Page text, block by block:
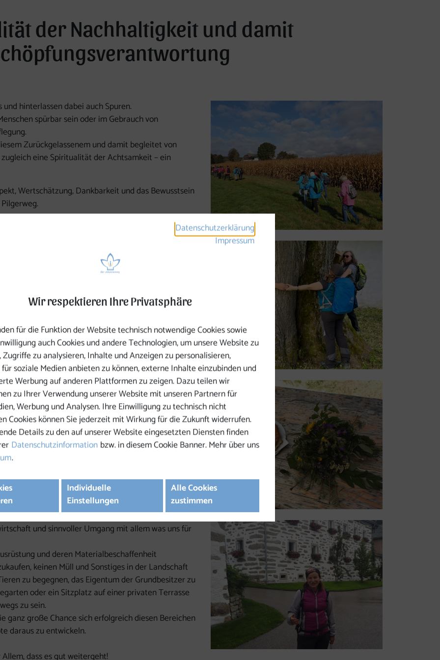
der Nachhaltigkeit und damit
hinterlassen dabei auch Spuren.
spürbar sein oder im Gebrauch von
Zurückgelassenem und damit begleitet von
eine Spiritualität der Achtsamkeit – ein
Wertschätzung, Dankbarkeit und das Bewusstsein
dieses LEBEN auf der gesamten Erde zu erhalten
weiter zu tragen.
ein Wahrnehmen dessen was ist.
Betroffen sein, die allumfassende Krise und die
Nöte zu erkennen.
und somit ein verantwortungsbewusstes Handeln.
Sein
und ist Grundlage für die Gesundheit und unsere
Bereichen haben nicht nur moralisches
tief sitzende systemische Mängel als Ursache.
mit Themen wie:
Tierschutz, Umweltschutz,
und sinnvoller Umgang mit allem was uns für
und deren Materialbeschaffenheit
keinen Müll und Sonstiges in der Landschaft
zu begegnen, das Eigentum der Grundbesitzer zu
oder ein Sitzplatz auf einer privaten Terrasse
zu sein.
große Chance sich erfolgreich diesen Bereichen
daraus zu entwickeln.
dass es gut weitergeht!
Datenschutzerklärung
Impressum
Wir respektieren Ihre Privatsphäre
für die Funktion der Website technisch notwendige Cookies sowie
auch Cookies und andere Technologien, um unsere Website zu
zu analysieren, Inhalte und Anzeigen zu personalisieren,
soziale Medien anbieten zu können, externe Inhalte einzubinden und
Werbung auf anderen Plattformen zu zeigen. Dazu teilen wir
zu Ihrer Verwendung unserer Website mit unseren Partnern für
Werbung und Analysen. Ihre Einwilligung zu technisch nicht
Cookies können Sie jederzeit mit Wirkung für die Zukunft widerrufen.
Details zu den auf unserer Website eingesetzten Diensten finden
Datenschutzinformation bzw. in diesem Cookie Banner. Mehr über uns
.
Individuelle
Einstellungen
Alle Cookies
zustimmen